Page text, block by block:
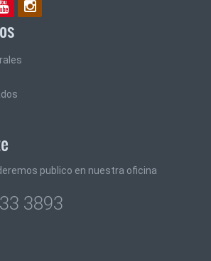
publico en nuestra oficina
3893